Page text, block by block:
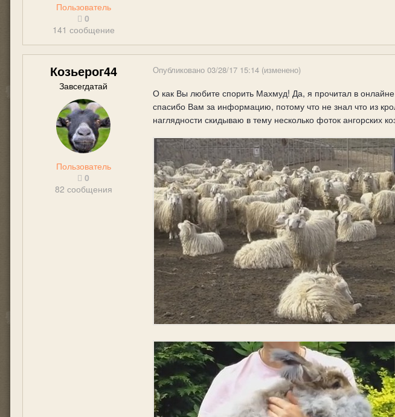
Пользователь
0
141 сообщение
Козьерог44
Завсегдатай
Пользователь
0
82 сообщения
Опубликовано 03/28/17 15:14 (изменено)
О как Вы любите спорить Махмуд! Да, я прочитал в онлайне
спасибо Вам за информацию, потому что не знал что из
наглядности скидываю в тему несколько фоток ангорских